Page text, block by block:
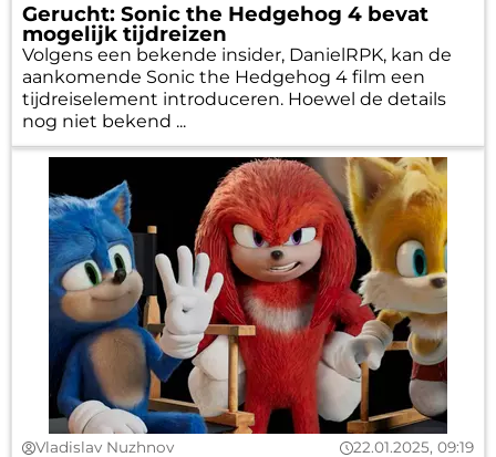
Gerucht: Sonic the Hedgehog 4 bevat
mogelijk tijdreizen
Volgens een bekende insider, DanielRPK, kan de
aankomende Sonic the Hedgehog 4 film een
tijdreiselement introduceren. Hoewel de details
nog niet bekend ...
Vladislav Nuzhnov 22.01.2025, 09:19